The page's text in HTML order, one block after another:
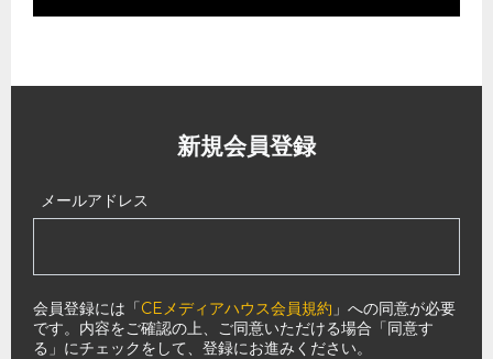
新規会員登録
メールアドレス
会員登録には「CEメディアハウス会員規約 」への同意が必要
です。内容をご確認の上、ご同意いただける場合「同意す
る」にチェックをして、登録にお進みください。